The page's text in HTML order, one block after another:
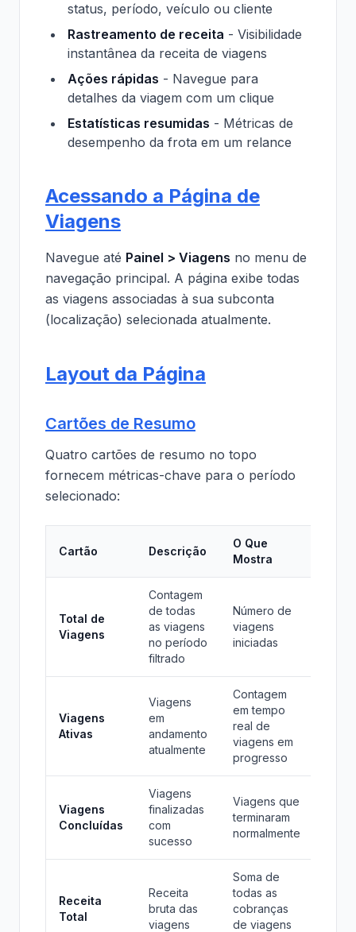
status, período, veículo ou cliente
Rastreamento de receita - Visibilidade
instantânea da receita de viagens
Ações rápidas - Navegue para
detalhes da viagem com um clique
Estatísticas resumidas - Métricas de
desempenho da frota em um relance
Acessando a Página de
Viagens
Navegue até Painel > Viagens no menu de
navegação principal. A página exibe todas
as viagens associadas à sua subconta
(localização) selecionada atualmente.
Layout da Página
Cartões de Resumo
Quatro cartões de resumo no topo
fornecem métricas-chave para o período
selecionado:
Cartão Descrição
O Que
Mostra
Total de
Viagens
Contagem
de todas
as viagens
no período
filtrado
Número de
viagens
iniciadas
Viagens
Ativas
Viagens
em
andamento
atualmente
Contagem
em tempo
real de
viagens em
progresso
Viagens
Concluídas
Viagens
finalizadas
com
sucesso
Viagens que
terminaram
normalmente
Receita
Total
Receita
bruta das
viagens
Soma de
todas as
cobranças
de viagens